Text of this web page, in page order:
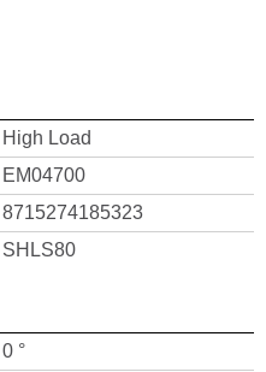
High Load
EM04700
8715274185323
SHLS80
0 °